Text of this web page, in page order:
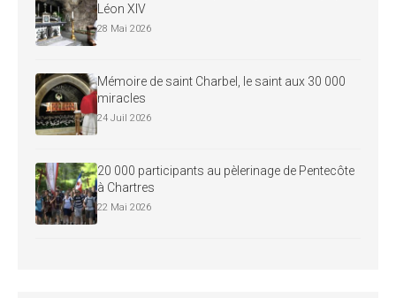
Léon XIV
28 Mai 2026
Mémoire de saint Charbel, le saint aux 30 000
miracles
24 Juil 2026
20 000 participants au pèlerinage de Pentecôte
à Chartres
22 Mai 2026